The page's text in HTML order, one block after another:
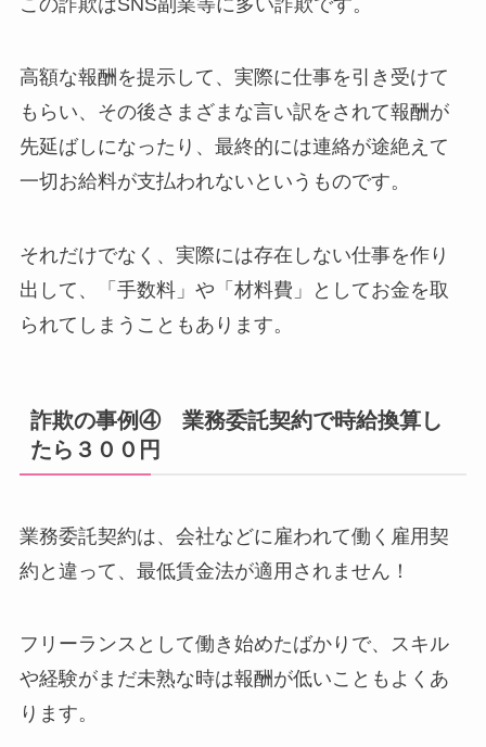
高額な報酬を提示して、実際に仕事を引き受けて
もらい、その後さまざまな言い訳をされて報酬が
先延ばしになったり、最終的には連絡が途絶えて
一切お給料が支払われないというものです。
それだけでなく、実際には存在しない仕事を作り
出して、「手数料」や「材料費」としてお金を取
られてしまうこともあります。
詐欺の事例④ 業務委託契約で時給換算し
たら３００円
業務委託契約は、会社などに雇われて働く雇用契
約と違って、最低賃金法が適用されません！
フリーランスとして働き始めたばかりで、スキル
や経験がまだ未熟な時は報酬が低いこともよくあ
ります。